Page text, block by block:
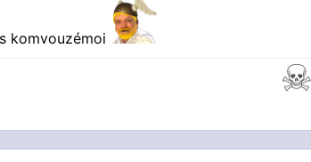
komvouzémoi